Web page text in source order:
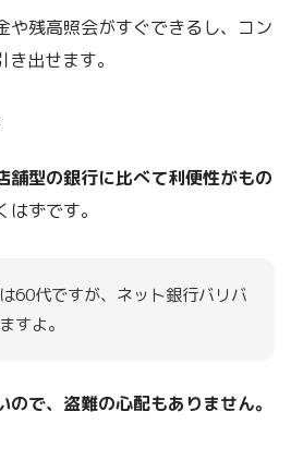
や残高照会がすぐできるし、コン
出せます。
舗型の銀行に比べて利便性がもの
はずです。
60代ですが、ネット銀行バリバ
すよ。
ので、盗難の心配もありません。